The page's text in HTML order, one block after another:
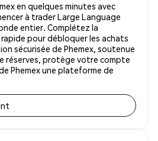
en quelques minutes avec
à trader Large Language
entier. Complétez la
pour débloquer les achats
sécurisée de Phemex, soutenue
réserves, protège votre compte
Phemex une plateforme de